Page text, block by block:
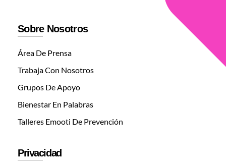
Sobre Nosotros
Área De Prensa
Trabaja Con Nosotros
Grupos De Apoyo
Bienestar En Palabras
Talleres Emooti De Prevención
Privacidad